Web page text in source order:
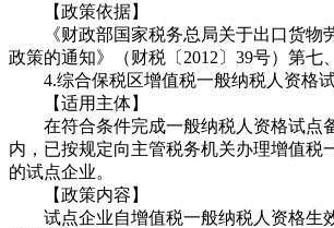
【政策依据】
《财政部国家税务总局关于出口货物
政策的通知》（财税〔2012〕39号）第七
4.综合保税区增值税一般纳税人资格
【适用主体】
在符合条件完成一般纳税人资格试点
内，已按规定向主管税务机关办理增值税
的试点企业。
【政策内容】
试点企业自增值税一般纳税人资格生